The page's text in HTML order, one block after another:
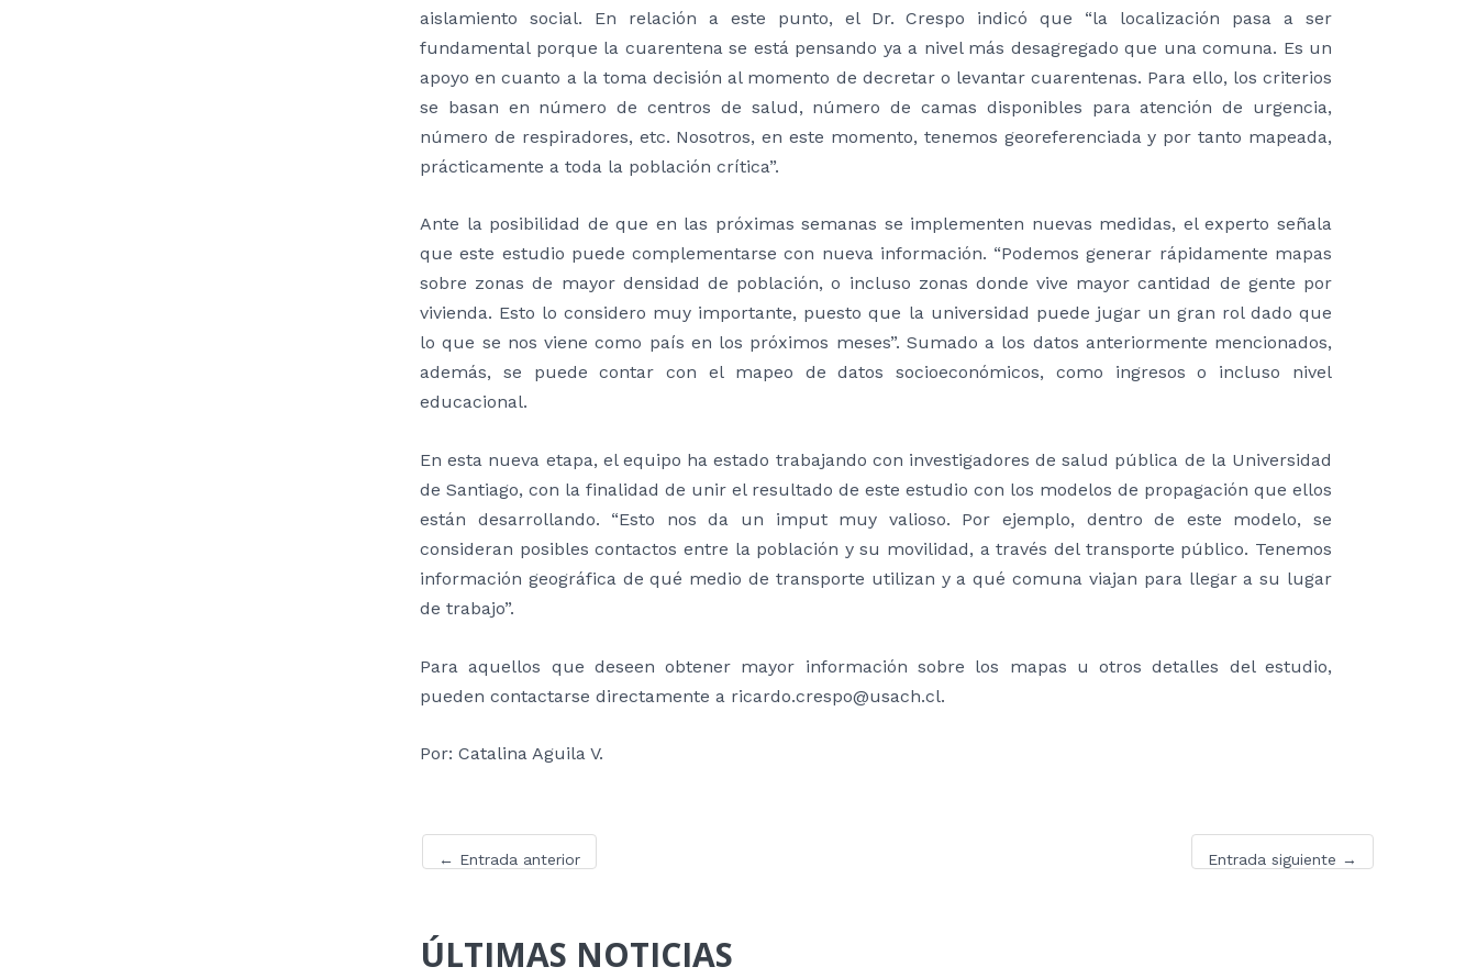
aislamiento social. En relación a este punto, el Dr. Crespo indicó que “la localización pasa a ser
fundamental porque la cuarentena se está pensando ya a nivel más desagregado que una comuna. Es un
apoyo en cuanto a la toma decisión al momento de decretar o levantar cuarentenas. Para ello, los criterios
se basan en número de centros de salud, número de camas disponibles para atención de urgencia,
número de respiradores, etc. Nosotros, en este momento, tenemos georeferenciada y por tanto mapeada,
prácticamente a toda la población crítica”.
Ante la posibilidad de que en las próximas semanas se implementen nuevas medidas, el experto señala
que este estudio puede complementarse con nueva información. “Podemos generar rápidamente mapas
sobre zonas de mayor densidad de población, o incluso zonas donde vive mayor cantidad de gente por
vivienda. Esto lo considero muy importante, puesto que la universidad puede jugar un gran rol dado que
lo que se nos viene como país en los próximos meses”. Sumado a los datos anteriormente mencionados,
además, se puede contar con el mapeo de datos socioeconómicos, como ingresos o incluso nivel
educacional.
En esta nueva etapa, el equipo ha estado trabajando con investigadores de salud pública de la Universidad
de Santiago, con la finalidad de unir el resultado de este estudio con los modelos de propagación que ellos
están desarrollando. “Esto nos da un imput muy valioso. Por ejemplo, dentro de este modelo, se
consideran posibles contactos entre la población y su movilidad, a través del transporte público. Tenemos
información geográfica de qué medio de transporte utilizan y a qué comuna viajan para llegar a su lugar
de trabajo”.
Para aquellos que deseen obtener mayor información sobre los mapas u otros detalles del estudio,
pueden contactarse directamente a ricardo.crespo@usach.cl.
Por: Catalina Aguila V.
← Entrada anterior Entrada siguiente →
ÚLTIMAS NOTICIAS